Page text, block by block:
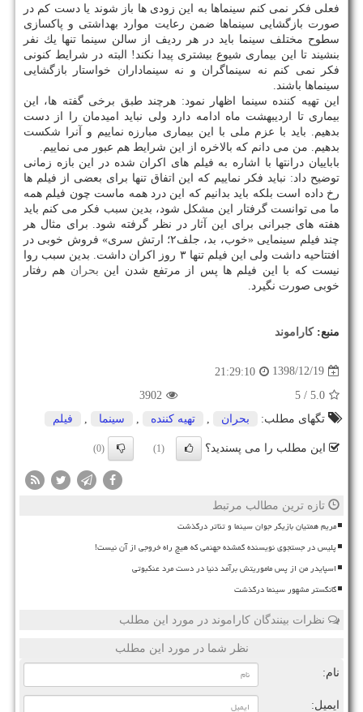
فعلی فكر نمی كنم سینماها به این زودی ها باز شوند یا دست كم در
صورت بازگشایی سینماها ضمن رعایت موارد بهداشتی و پاكسازی
سطوح مختلف سینما باید در هر ردیف از سالن سینما تنها یك نفر
بنشیند تا این بیماری شیوع بیشتری پیدا نكند! البته در شرایط كنونی
فكر نمی كنم نه سینماگران و نه سینماداران خواستار بازگشایی
سینماها باشند.
این تهیه كننده سینما اظهار نمود: هرچند طبق برخی گفته ها، این
بیماری تا اردیبهشت ماه ادامه دارد ولی نباید امیدمان را از دست
بدهیم. باید با عزم ملی با این بیماری مبارزه نماییم و آنرا شكست
بدهیم. من می دانم كه بالاخره از این شرایط هم عبور می نماییم.
باباییان درانتها با اشاره به فیلم های اكران شده در این بازه زمانی
توضیح داد: نباید فكر نماییم كه این اتفاق تنها برای بعضی از فیلم ها
رخ داده است بلكه باید بدانیم كه این درد همه ماست چون فیلم همه
ما می توانست گرفتار این مشكل شود، بدین سبب فكر می كنم باید
هفته های جبرانی برای این آثار در نظر گرفته شود. برای مثال هر
چند فیلم سینمایی «خوب، بد، جلف۲؛ ارتش سری» فروش خوبی در
افتتاحیه داشت ولی این فیلم تنها ۳ روز اكران داشت. بدین سبب روا
نیست كه با این فیلم ها پس از مرتفع شدن این بحران هم رفتار
خوبی صورت نگیرد.
منبع:كاراموند
1398/12/19
21:29:10
5.0
/ 5
3902
تگهای مطلب:
بحران تهیه كننده سینما فیلم
این مطلب را می پسندید؟ (1)
(0)
تازه ترین مطالب مرتبط
مریم همتیان بازیگر جوان سینما و تئاتر درگذشت
پلیس در جستجوی نویسنده گمشده جهنمی که هیچ راه خروجی از آن نیست!
اسپایدر من از پس ماموریتش برآمد دنیا در دست مرد عنکبوتی
گانگستر مشهور سینما درگذشت
نظرات بینندگان کاراموند در مورد این مطلب
نظر شما در مورد این مطلب
نام:
ایمیل: